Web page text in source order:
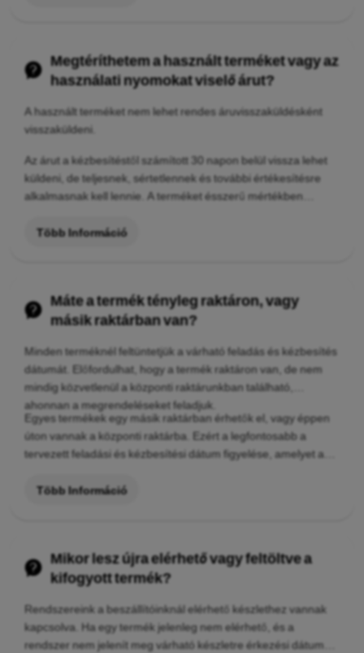
Megtéríthetem a használt terméket vagy az
használati nyomokat viselő árut?
A használt terméket nem lehet rendes áruvisszaküldésként
visszaküldeni.
Az árut a kézbesítéstől számított 30 napon belül vissza lehet
küldeni, de teljesnek, sértetlennek és további értékesítésre
alkalmasnak kell lennie. A terméket ésszerű mértékben
látható használati nyomok, sérülések, kopás vagy
Több Információ
Máte a termék tényleg raktáron, vagy
másik raktárban van?
Minden terméknél feltüntetjük a várható feladás és kézbesítés
dátumát. Előfordulhat, hogy a termék raktáron van, de nem
mindig közvetlenül a központi raktárunkban található,
ahonnan a megrendeléseket feladjuk.
Egyes termékek egy másik raktárban érhetők el, vagy éppen
úton vannak a központi raktárba. Ezért a legfontosabb a
tervezett feladási és kézbesítési dátum figyelése, amelyet a
rendelése részleteinél is megtalál.
Több Információ
Mikor lesz újra elérhető vagy feltöltve a
kifogyott termék?
Rendszereink a beszállítóinknál elérhető készlethez vannak
kapcsolva. Ha egy termék jelenleg nem elérhető, és a
rendszer nem jelenít meg várható készletre érkezési dátumot,